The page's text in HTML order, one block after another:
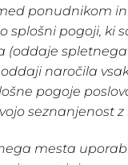
ponudnikom
splošni pogoji, ki
(oddaje spletnega
naročila
pogoje
seznanjenost z
mesta